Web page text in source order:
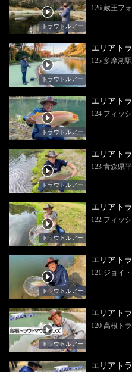
トラウトルアー
126 蔵王フ
トラウトルアー
エリアト
125 多摩湖
トラウトルアー
エリアト
124 フィッ
トラウトルアー
エリアト
123 青森県
トラウトルアー
エリアト
122 フィッ
トラウトルアー
エリアト
121 ジョイ
トラウトルアー
エリアト
120 高根ト
エリアト